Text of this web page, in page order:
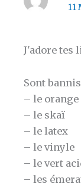
11
J'adore tes
Sont
– le orange
– le skaï
– le latex
– le vinyle
– le vert
– les